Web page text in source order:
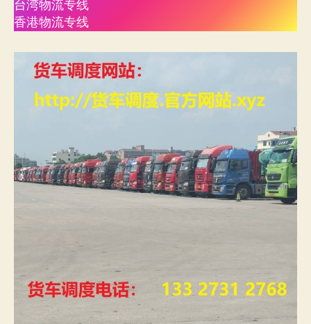
台湾物流专线
香港物流专线